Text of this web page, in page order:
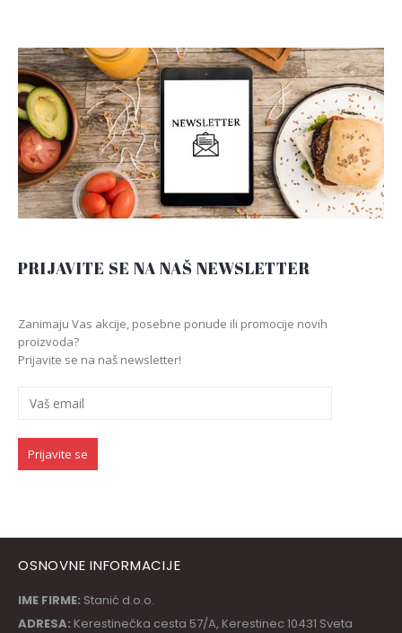
PRIJAVITE SE NA NAŠ NEWSLETTER
Zanimaju Vas akcije, posebne ponude ili promocije novih
proizvoda?
Prijavite se na naš newsletter!
OSNOVNE INFORMACIJE
IME FIRME: Stanić d.o.o.
ADRESA: Kerestinečka cesta 57/A, Kerestinec 10431 Sveta